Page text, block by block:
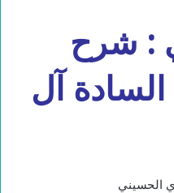
: شرح
آل
الحسيني